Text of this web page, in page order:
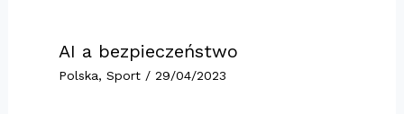
AI a bezpieczeństwo
Polska, Sport/ 29/04/2023